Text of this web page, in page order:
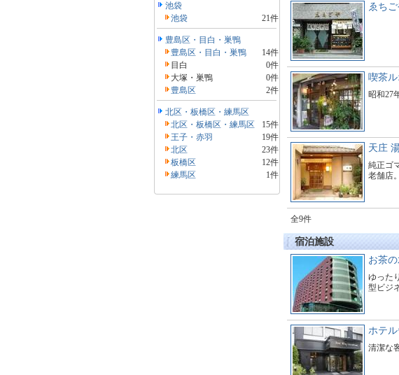
池袋
池袋
21件
豊島区・目白・巣鴨
豊島区・目白・巣鴨
14件
目白
0件
大塚・巣鴨
0件
豊島区
2件
北区・板橋区・練馬区
北区・板橋区・練馬区
15件
王子・赤羽
19件
北区
23件
板橋区
12件
練馬区
1件
ゑち
喫茶
昭和27
天庄
純正ゴ
老舗店。
全9件
宿泊施設
お茶
ゆった
型ビジ
ホテ
清潔な